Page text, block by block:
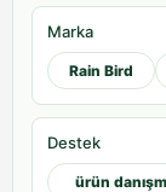
Marka
Rain Bird
Destek
ürün